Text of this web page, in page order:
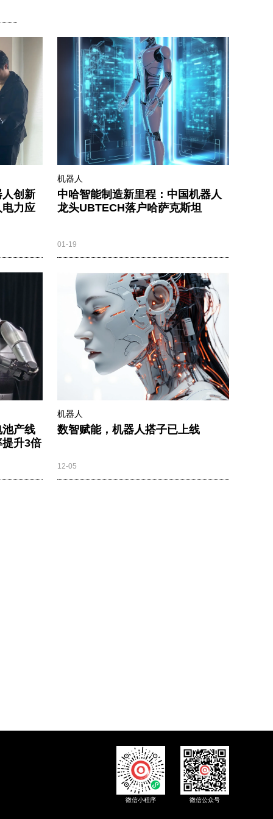
创新
力应
机器人
中哈智能制造新里程：中国机器人
龙头UBTECH落户哈萨克斯坦​
01-19
产线
升3倍
机器人
数智赋能，机器人搭子已上线
12-05
微信小程序 微信公众号